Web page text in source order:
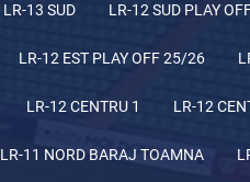
LR-13 SUD LR-12 SUD PLAY
LR-12 EST PLAY OFF 25/26
LR-12 CENTRU 1 LR-12
LR-11 NORD BARAJ TOAMNA